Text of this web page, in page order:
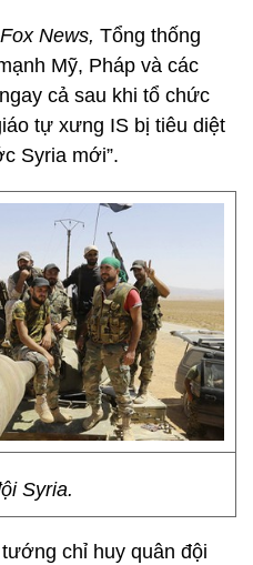
News, Tổng thống
Mỹ, Pháp và các
cả sau khi tổ chức
tự xưng IS bị tiêu diệt
Syria mới”.
Syria.
chỉ huy quân đội